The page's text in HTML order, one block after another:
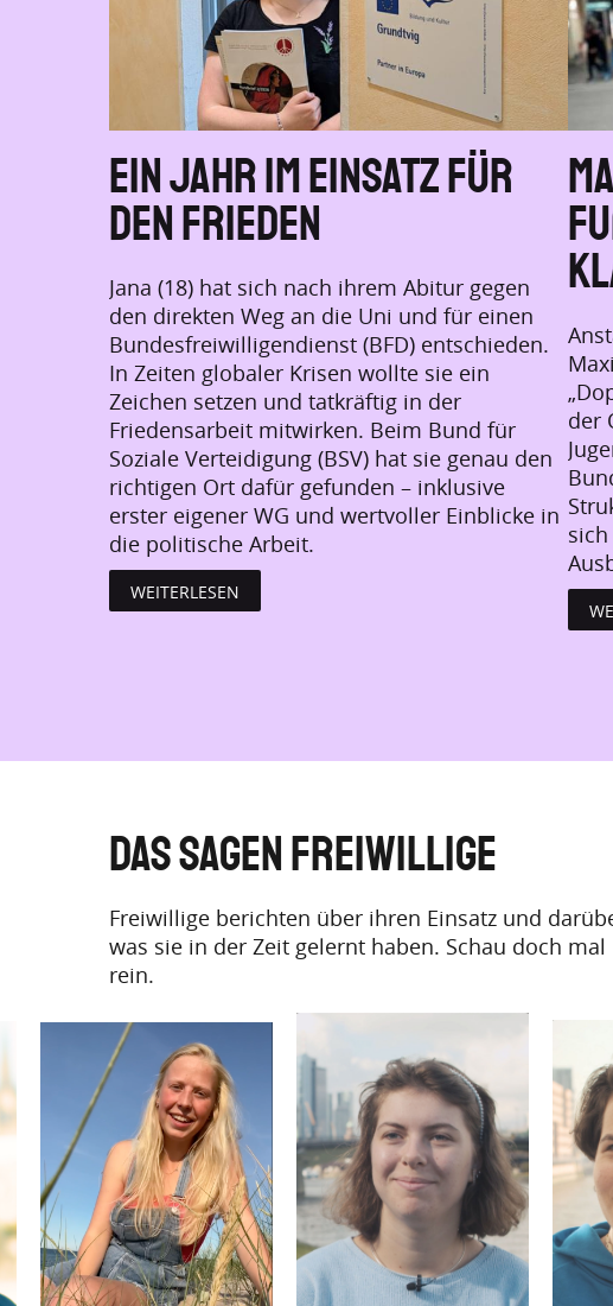
Ein Jahr im Einsatz für
den Frieden
Jana (18) hat sich nach ihrem Abitur gegen
den direkten Weg an die Uni und für einen
Bundesfreiwilligendienst (BFD) entschieden.
In Zeiten globaler Krisen wollte sie ein
Zeichen setzen und tatkräftig in der
Friedensarbeit mitwirken. Beim Bund für
Soziale Verteidigung (BSV) hat sie genau den
richtigen Ort dafür gefunden – inklusive
erster eigener WG und wertvoller Einblicke in
die politische Arbeit.
WEITERLESEN
der
Das sagen Freiwillige
Freiwillige berichten über ihren Einsatz und
was sie in der Zeit gelernt haben. Schau doch mal
rein.